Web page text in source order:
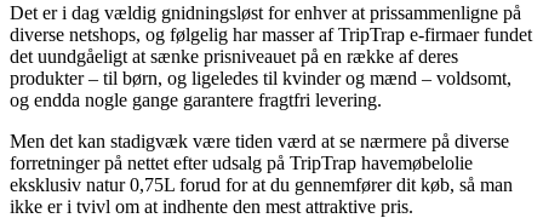
Det er i dag vældig gnidningsløst for enhver at prissammenligne på
diverse netshops, og følgelig har masser af TripTrap e-firmaer fundet
det uundgåeligt at sænke prisniveauet på en række af deres
produkter – til børn, og ligeledes til kvinder og mænd – voldsomt,
og endda nogle gange garantere fragtfri levering.
Men det kan stadigvæk være tiden værd at se nærmere på diverse
forretninger på nettet efter udsalg på TripTrap havemøbelolie
eksklusiv natur 0,75L forud for at du gennemfører dit køb, så man
ikke er i tvivl om at indhente den mest attraktive pris.